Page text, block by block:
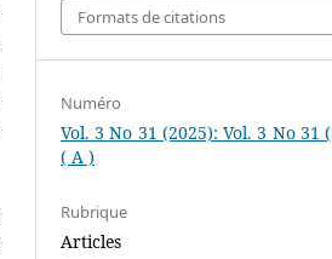
Formats de citations
Numéro
Vol. 3 No 31 (2025): Vol. 3 No 31
( A )
Rubrique
Articles